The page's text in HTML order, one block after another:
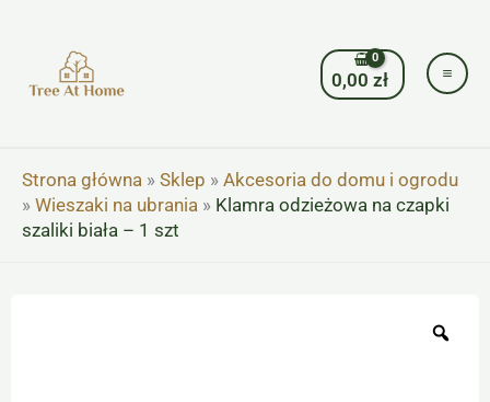
0,00zł
Strona główna » Sklep » Akcesoria do domu i ogrodu
» Wieszaki na ubrania » Klamra odzieżowa na czapki
szaliki biała – 1 szt